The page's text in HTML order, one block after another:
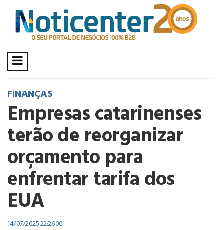
FINANÇAS
Empresas catarinenses
terão de reorganizar
orçamento para
enfrentar tarifa dos
EUA
14/07/2025 22:26:00